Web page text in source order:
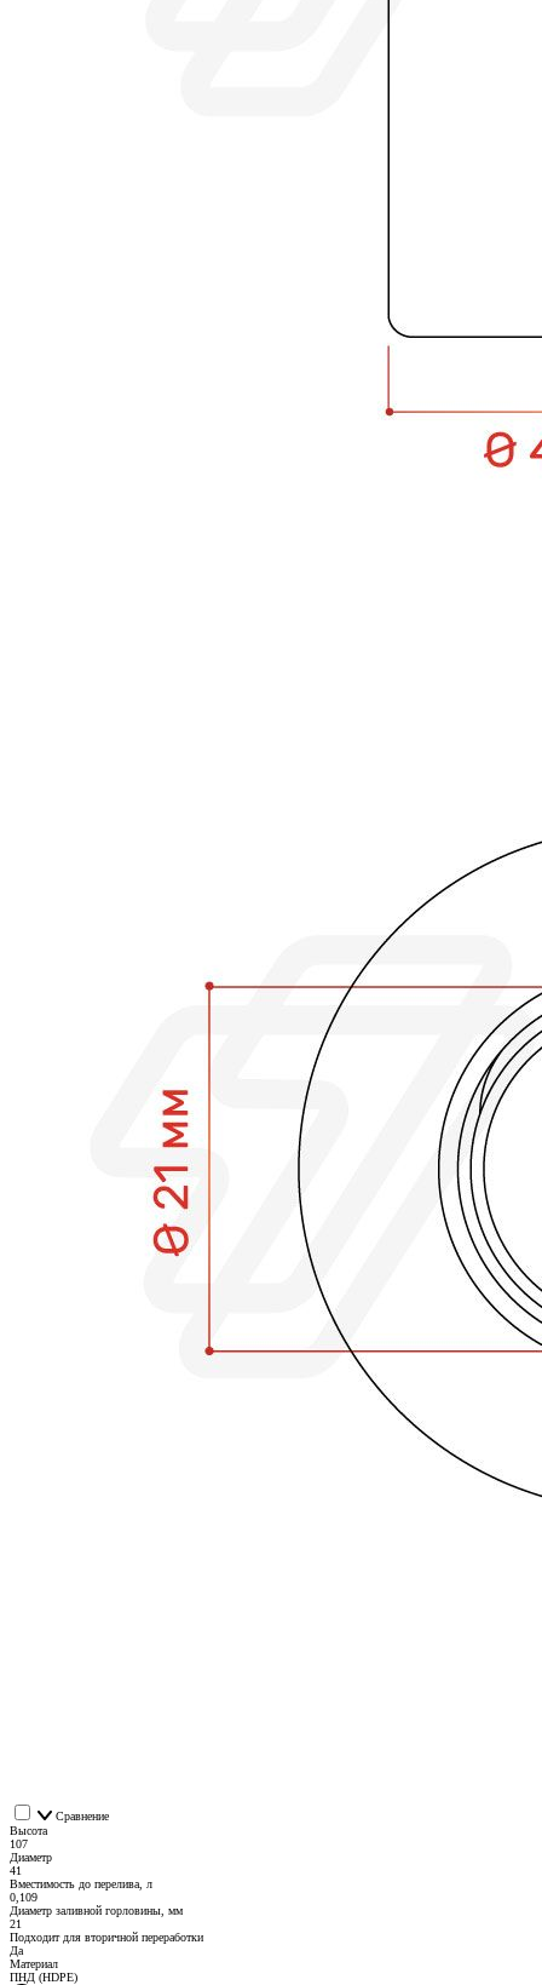
Сравнение
Высота
107
Диаметр
41
Вместимость до перелива, л
0,109
Диаметр заливной горловины, мм
21
Подходит для вторичной переработки
Да
Материал
ПНД (HDPE)